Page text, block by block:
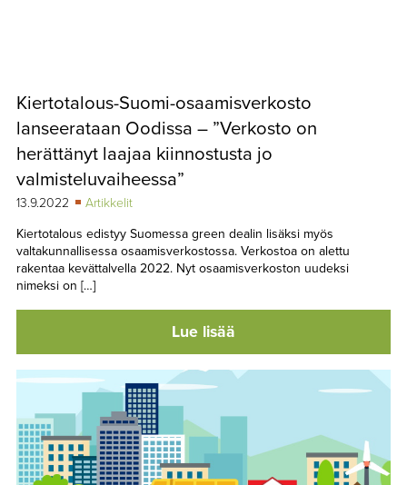
Kiertotalous-Suomi-osaamisverkosto
lanseerataan Oodissa – ”Verkosto on
herättänyt laajaa kiinnostusta jo
valmisteluvaiheessa”
13.9.2022
Artikkelit
Kiertotalous edistyy Suomessa green dealin lisäksi myös
valtakunnallisessa osaamisverkostossa. Verkostoa on alettu
rakentaa kevättalvella 2022. Nyt osaamisverkoston uudeksi
nimeksi on […]
Lue lisää